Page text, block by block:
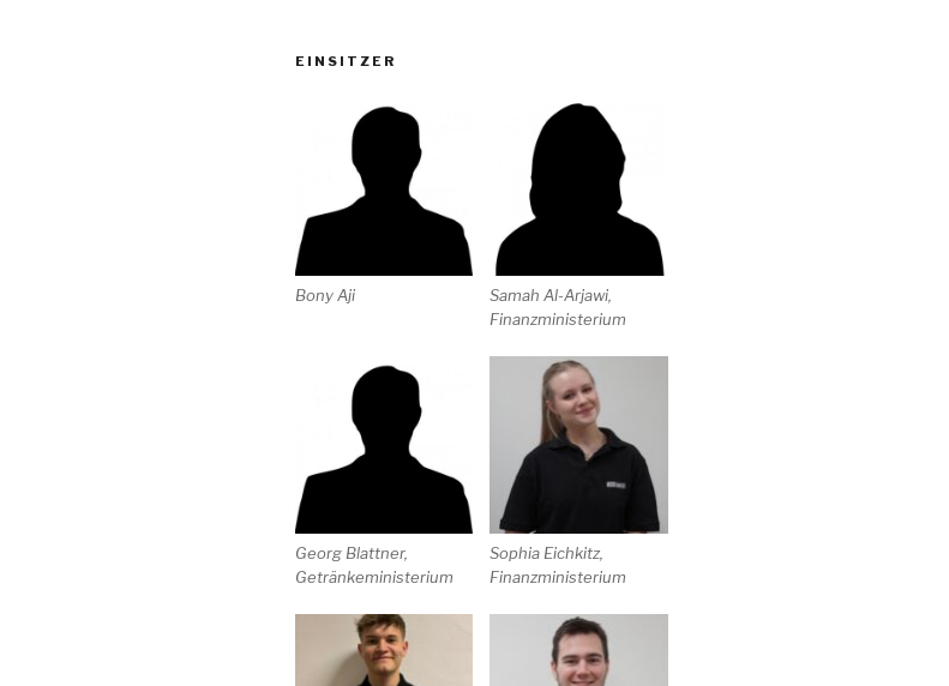
EINSITZER
Bony Aji
Samah Al-Arjawi,
Finanzministerium
Georg Blattner,
Getränkeministerium
Sophia Eichkitz,
Finanzministerium